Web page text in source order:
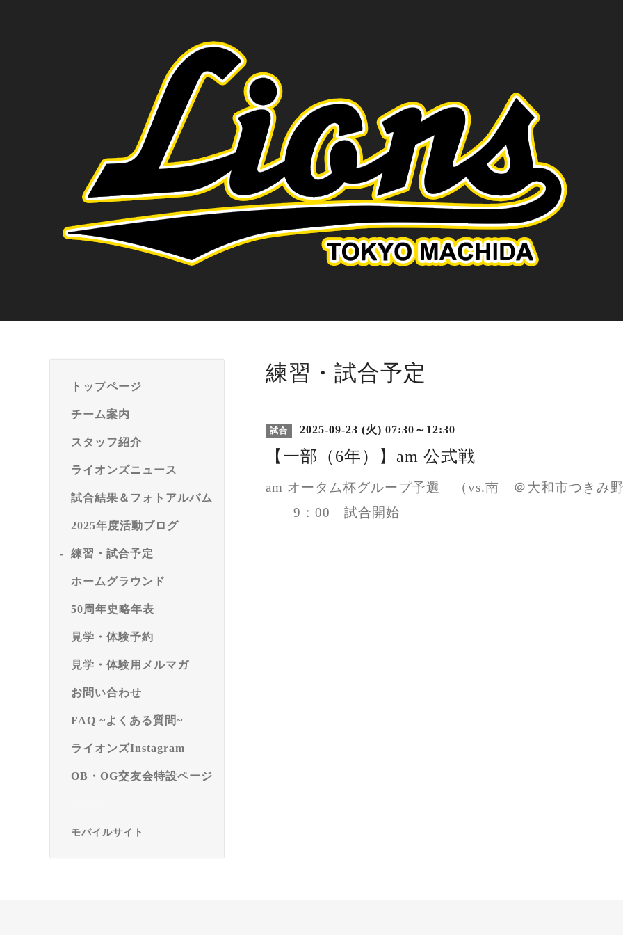
トップページ
チーム案内
スタッフ紹介
ライオンズニュース
試合結果＆フォトアルバム
2025年度活動ブログ
練習・試合予定
ホームグラウンド
50周年史略年表
見学・体験予約
見学・体験用メルマガ
お問い合わせ
FAQ ~よくある質問~
ライオンズInstagram
OB・OG交友会特設ページ
モバイルサイト
練習・試合予定
試合 2025-09-23 (火) 07:30～12:30
【一部（6年）】am 公式戦
am オータム杯グループ予選 （vs.南 ＠大和市つきみ野
9：00 試合開始